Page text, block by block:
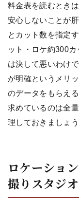
料金表を読むとき
安心しないことが
とカット数を指定
ット・ロケ約300
は決して悪いわけ
が明確というメリ
のデータをもらえ
求めているのは全
理しておきましょう
ロケーショ
撮りスタジオ